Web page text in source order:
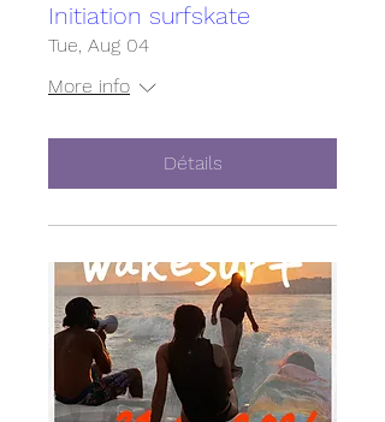
Initiation surfskate
Tue, Aug 04
More info
Détails